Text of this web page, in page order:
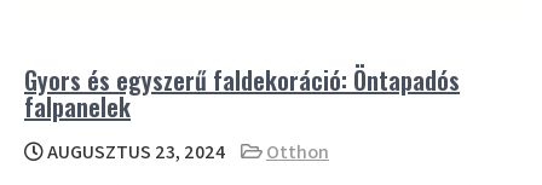
Gyors és egyszerű faldekoráció: Öntapadós
falpanelek
AUGUSZTUS 23, 2024
Otthon